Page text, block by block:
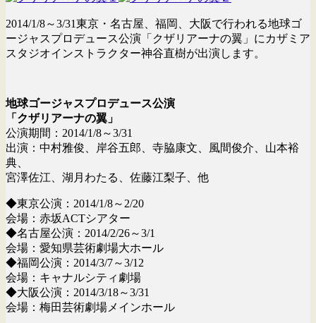
2014/1/8～3/31東京・名古屋、福岡、大阪で行われる地球ゴ
ージャスプロデュース公演「クザリアーナの翼」にカザミア
スタジオインストラクター神谷直樹が出演します。
地球ゴージャスプロデュース公演
「クザリアーナの翼」
公演期間：2014/1/8～3/31
出演：中村雅俊、岸谷五郎、寺脇康文、風間俊介、山本裕
典、
宮澤佐江、湖月わたる、佐藤江梨子、他
◆東京公演：2014/1/8～2/20
会場：赤坂ACTシアター
◆名古屋公演：2014/2/26～3/1
会場：愛知県芸術劇場大ホール
◆福岡公演：2014/3/7～3/12
会場：キャナルシティ劇場
◆大阪公演：2014/3/18～3/31
会場：梅田芸術劇場メインホール